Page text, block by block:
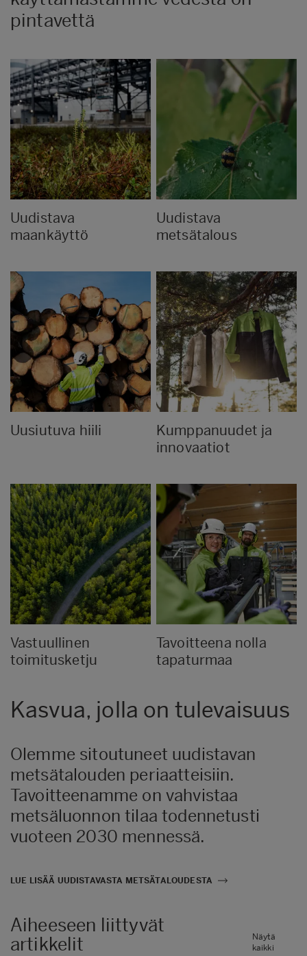
pintavettä
Uudistava
maankäyttö
Uudistava
metsätalous
Uusiutuva hiili
Kumppanuudet ja
innovaatiot
Vastuullinen
toimitusketju
Tavoitteena nolla
tapaturmaa
Kasvua, jolla on tulevaisuus
Olemme sitoutuneet uudistavan
metsätalouden periaatteisiin.
Tavoitteenamme on vahvistaa
metsäluonnon tilaa todennetusti
vuoteen 2030 mennessä.
LUE LISÄÄ UUDISTAVASTA METSÄTALOUDESTA
Aiheeseen liittyvät
artikkelit
Näytä
kaikki